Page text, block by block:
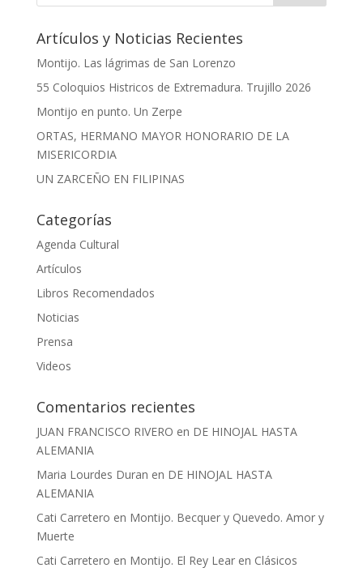
Artículos y Noticias Recientes
Montijo. Las lágrimas de San Lorenzo
55 Coloquios Histricos de Extremadura. Trujillo 2026
Montijo en punto. Un Zerpe
ORTAS, HERMANO MAYOR HONORARIO DE LA
MISERICORDIA
UN ZARCEÑO EN FILIPINAS
Categorías
Agenda Cultural
Artículos
Libros Recomendados
Noticias
Prensa
Videos
Comentarios recientes
JUAN FRANCISCO RIVERO en DE HINOJAL HASTA
ALEMANIA
Maria Lourdes Duran en DE HINOJAL HASTA
ALEMANIA
Cati Carretero en Montijo. Becquer y Quevedo. Amor y
Muerte
Cati Carretero en Montijo. El Rey Lear en Clásicos